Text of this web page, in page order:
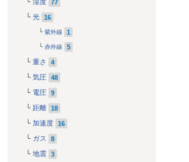
湿度 77
光 16
紫外線 1
赤外線 5
重さ 4
気圧 48
電圧 9
距離 18
加速度 16
ガス 8
地震 3